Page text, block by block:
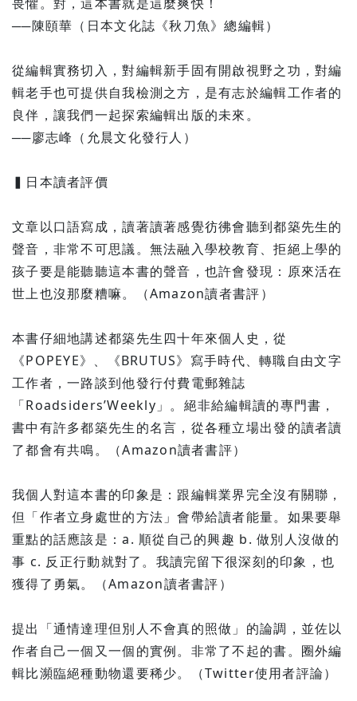
──陳頤華（日本文化誌《秋刀魚》總編輯）
從編輯實務切入，對編輯新手固有開啟視野之功，對編
輯老手也可提供自我檢測之方，是有志於編輯工作者的
良伴，讓我們一起探索編輯出版的未來。
──廖志峰（允晨文化發行人）
▍日本讀者評價
文章以口語寫成，讀著讀著感覺彷彿會聽到都築先生的
聲音，非常不可思議。無法融入學校教育、拒絕上學的
孩子要是能聽聽這本書的聲音，也許會發現：原來活在
世上也沒那麼糟嘛。（Amazon讀者書評）
本書仔細地講述都築先生四十年來個人史，從
《POPEYE》、《BRUTUS》寫手時代、轉職自由文字
工作者，一路談到他發行付費電郵雜誌
「Roadsiders’Weekly」。絕非給編輯讀的專門書，
書中有許多都築先生的名言，從各種立場出發的讀者讀
了都會有共鳴。（Amazon讀者書評）
我個人對這本書的印象是：跟編輯業界完全沒有關聯，
但「作者立身處世的方法」會帶給讀者能量。如果要舉
重點的話應該是：a. 順從自己的興趣 b. 做別人沒做的
事 c. 反正行動就對了。我讀完留下很深刻的印象，也
獲得了勇氣。（Amazon讀者書評）
提出「通情達理但別人不會真的照做」的論調，並佐以
作者自己一個又一個的實例。非常了不起的書。圈外編
輯比瀕臨絕種動物還要稀少。（Twitter使用者評論）